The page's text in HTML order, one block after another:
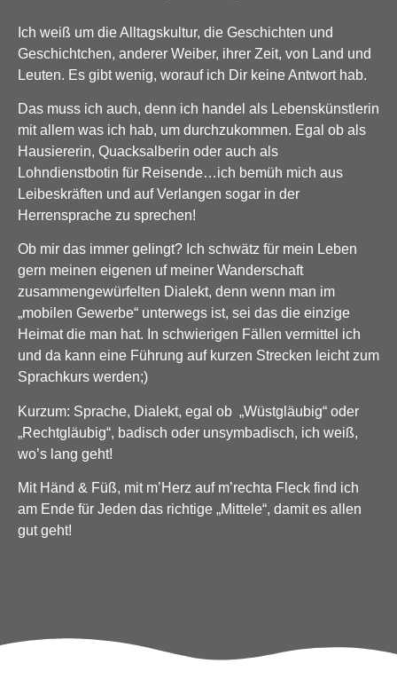
Ich weiß um die Alltagskultur, die Geschichten und
Geschichtchen, anderer Weiber, ihrer Zeit, von Land und
Leuten. Es gibt wenig, worauf ich Dir keine Antwort hab.
Das muss ich auch, denn ich handel als Lebenskünstlerin
mit allem was ich hab, um durchzukommen. Egal ob als
Hausiererin, Quacksalberin oder auch als
Lohndienstbotin für Reisende…ich bemüh mich aus
Leibeskräften und auf Verlangen sogar in der
Herrensprache zu sprechen!
Ob mir das immer gelingt? Ich schwätz für mein Leben
gern meinen eigenen uf meiner Wanderschaft
zusammengewürfelten Dialekt, denn wenn man im
„mobilen Gewerbe“ unterwegs ist, sei das die einzige
Heimat die man hat. In schwierigen Fällen vermittel ich
und da kann eine Führung auf kurzen Strecken leicht zum
Sprachkurs werden;)
Kurzum: Sprache, Dialekt, egal ob „Wüstgläubig“ oder
„Rechtgläubig“, badisch oder unsymbadisch, ich weiß,
wo’s lang geht!
Mit Händ & Füß, mit m’Herz auf m’rechta Fleck find ich
am Ende für Jeden das richtige „Mittele“, damit es allen
gut geht!